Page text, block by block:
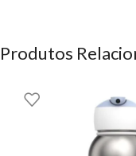
Done by Deer
OS DIREITOS DOS
Produtos